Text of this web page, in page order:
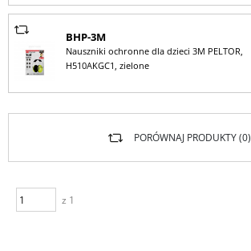
BHP-3M
Nauszniki ochronne dla dzieci 3M PELTOR,
H510AKGC1, zielone
z 1
PORÓWNAJ PRODUKTY (0)